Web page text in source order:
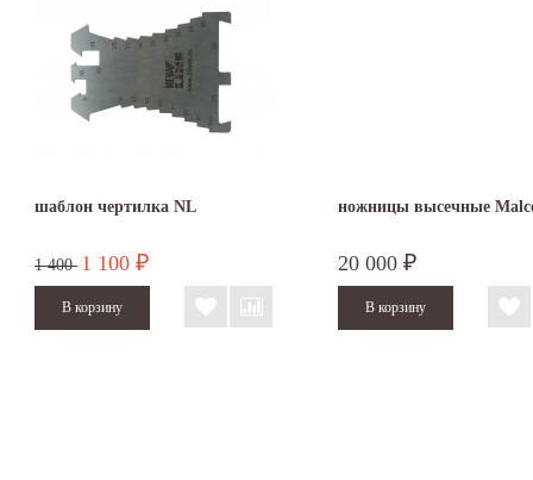
шаблон чертилка NL
1 400 1 100 ₽
ножницы высечные
20 000 ₽